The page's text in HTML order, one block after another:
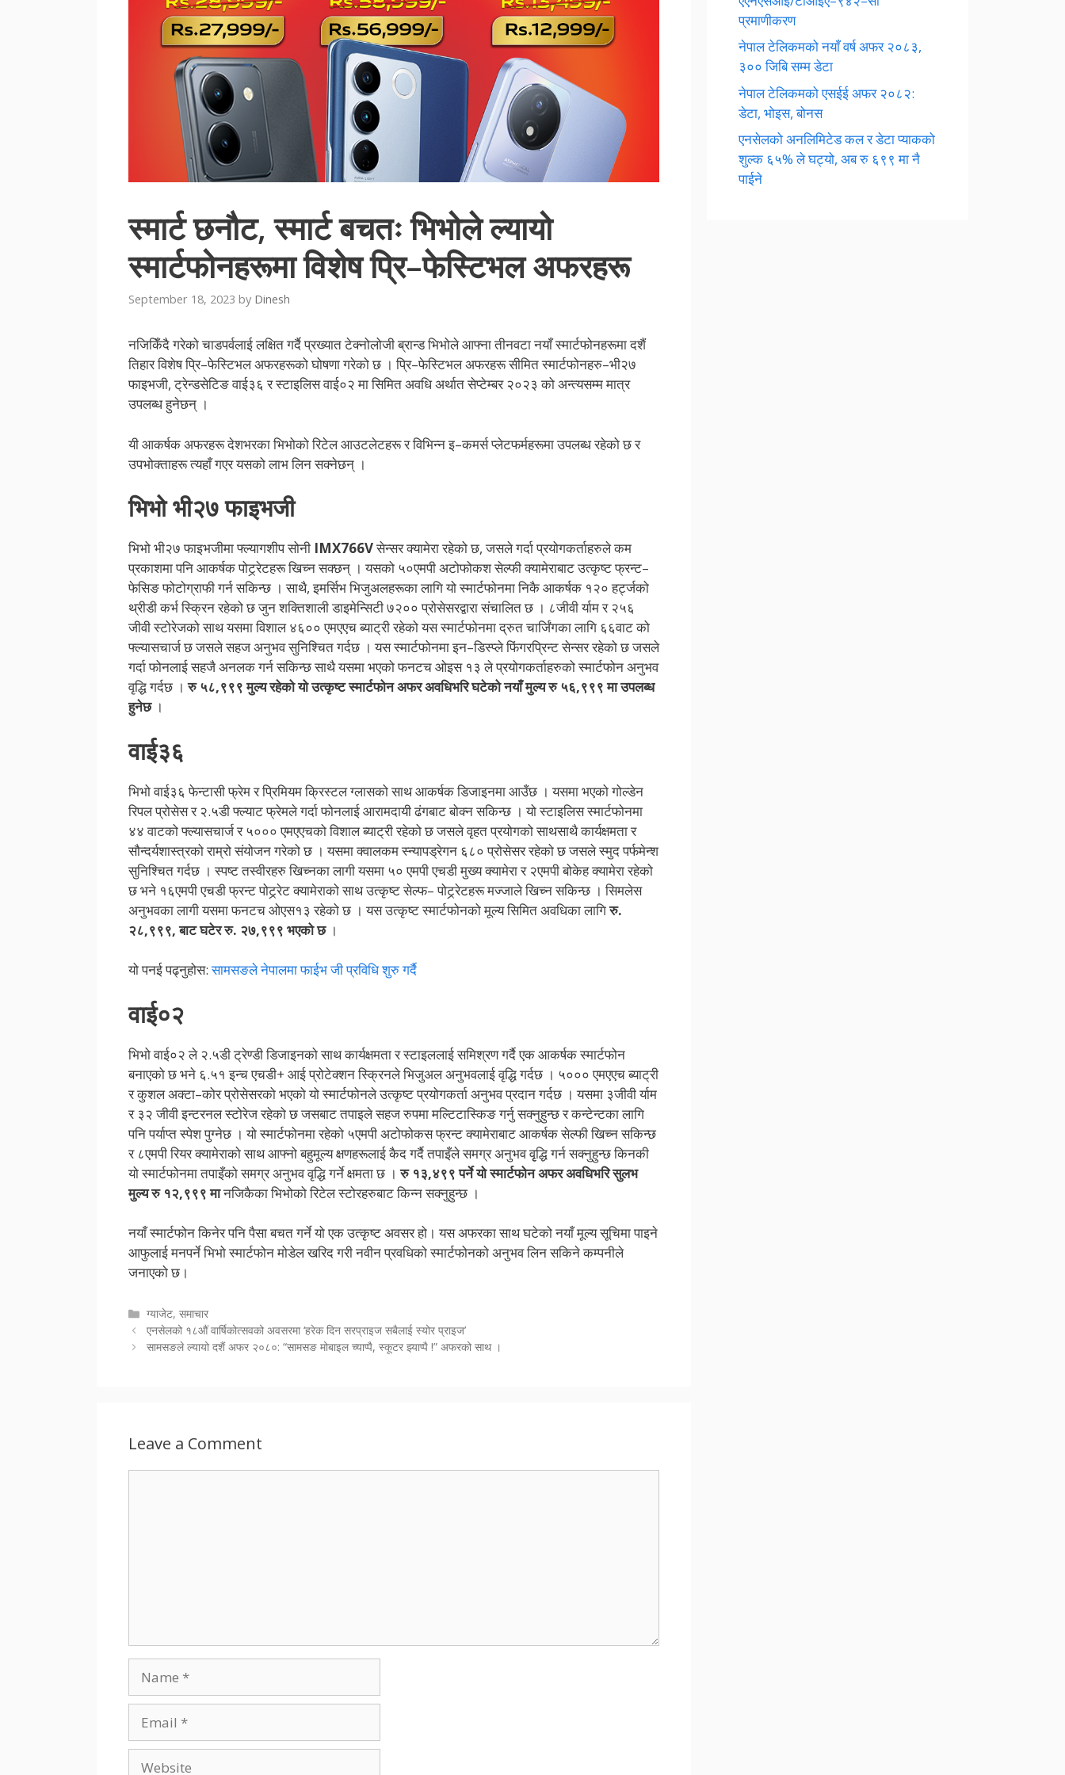
स्मार्ट छनौट, स्मार्ट बचतः भिभोले ल्यायो
स्मार्टफोनहरूमा विशेष प्रि–फेस्टिभल अफरहरू
September 18, 2023 by Dinesh
नजिकिँदै गरेको चाडपर्वलाई लक्षित गर्दै प्रख्यात टेक्नोलोजी ब्रान्ड भिभोले आफ्ना तीनवटा नयाँ स्मार्टफोनहरूमा दशैं
तिहार विशेष प्रि–फेस्टिभल अफरहरूको घोषणा गरेको छ । प्रि–फेस्टिभल अफरहरू सीमित स्मार्टफोनहरु–भी२७
फाइभजी, ट्रेन्डसेटिङ वाई३६ र स्टाइलिस वाई०२ मा सिमित अवधि अर्थात सेप्टेम्बर २०२३ को अन्त्यसम्म मात्र
उपलब्ध हुनेछन् ।
यी आकर्षक अफरहरू देशभरका भिभोको रिटेल आउटलेटहरू र विभिन्न इ–कमर्स प्लेटफर्महरूमा उपलब्ध रहेको छ र
उपभोक्ताहरू त्यहाँ गएर यसको लाभ लिन सक्नेछन् ।
भिभो भी२७ फाइभजी
भिभो भी२७ फाइभजीमा फ्ल्यागशीप सोनी IMX766Vसेन्सर क्यामेरा रहेको छ, जसले गर्दा प्रयोगकर्ताहरुले कम
प्रकाशमा पनि आकर्षक पोट्र्रेटहरू खिच्न सक्छन् । यसको ५०एमपी अटोफोकश सेल्फी क्यामेराबाट उत्कृष्ट फ्रन्ट–
फेसिङ फोटोग्राफी गर्न सकिन्छ । साथै, इमर्सिभ भिजुअलहरूका लागि यो स्मार्टफोनमा निकै आकर्षक १२० हर्ट्जको
थ्रीडी कर्भ स्क्रिन रहेको छ जुन शक्तिशाली डाइमेन्सिटी ७२०० प्रोसेसरद्वारा संचालित छ । ८जीवी र्याम र २५६
जीवी स्टोरेजको साथ यसमा विशाल ४६०० एमएएच ब्याट्री रहेको यस स्मार्टफोनमा द्रुत चार्जिंगका लागि ६६वाट को
फ्ल्यासचार्ज छ जसले सहज अनुभव सुनिश्चित गर्दछ । यस स्मार्टफोनमा इन–डिस्प्ले फिंगरप्रिन्ट सेन्सर रहेको छ जसले
गर्दा फोनलाई सहजै अनलक गर्न सकिन्छ साथै यसमा भएको फनटच ओइस १३ ले प्रयोगकर्ताहरुको स्मार्टफोन अनुभव
वृद्धि गर्दछ ।रु ५८,९९९ मुल्य रहेको यो उत्कृष्ट स्मार्टफोन अफर अवधिभरि घटेको नयाँ मुल्य रु ५६,९९९ मा उपलब्ध
हुनेछ।
वाई३६
भिभो वाई३६ फेन्टासी फ्रेम र प्रिमियम क्रिस्टल ग्लासको साथ आकर्षक डिजाइनमा आउँछ । यसमा भएको गोल्डेन
रिपल प्रोसेस र २.५डी फ्ल्याट फ्रेमले गर्दा फोनलाई आरामदायी ढंगबाट बोक्न सकिन्छ । यो स्टाइलिस स्मार्टफोनमा
४४ वाटको फ्ल्यासचार्ज र ५००० एमएएचको विशाल ब्याट्री रहेको छ जसले वृहत प्रयोगको साथसाथै कार्यक्षमता र
सौन्दर्यशास्त्रको राम्रो संयोजन गरेको छ । यसमा क्वालकम स्न्यापड्रेगन ६८० प्रोसेसर रहेको छ जसले स्मुद पर्फमेन्श
सुनिश्चित गर्दछ । स्पष्ट तस्वीरहरु खिच्नका लागी यसमा ५० एमपी एचडी मुख्य क्यामेरा र २एमपी बोकेह क्यामेरा रहेको
छ भने १६एमपी एचडी फ्रन्ट पोट्र्रेट क्यामेराको साथ उत्कृष्ट सेल्फ– पोट्र्रेटहरू मज्जाले खिच्न सकिन्छ । सिमलेस
अनुभवका लागी यसमा फनटच ओएस१३ रहेको छ । यस उत्कृष्ट स्मार्टफोनको मूल्य सिमित अवधिका लागिरु.
२८,९९९, बाट घटेररु. २७,९९९ भएको छ।
यो पनई पढ्नुहोस:सामसङले नेपालमा फाईभ जी प्रविधि शुरु गर्दै
वाई०२
भिभो वाई०२ ले २.५डी ट्रेण्डी डिजाइनको साथ कार्यक्षमता र स्टाइललाई समिश्रण गर्दै एक आकर्षक स्मार्टफोन
बनाएको छ भने ६.५१ इन्च एचडी+ आई प्रोटेक्शन स्क्रिनले भिजुअल अनुभवलाई वृद्धि गर्दछ । ५००० एमएएच ब्याट्री
र कुशल अक्टा–कोर प्रोसेसरको भएको यो स्मार्टफोनले उत्कृष्ट प्रयोगकर्ता अनुभव प्रदान गर्दछ । यसमा ३जीवी र्याम
र ३२ जीवी इन्टरनल स्टोरेज रहेको छ जसबाट तपाइले सहज रुपमा मल्टिटास्किङ गर्नु सक्नुहुन्छ र कन्टेन्टका लागि
पनि पर्याप्त स्पेश पुग्नेछ । यो स्मार्टफोनमा रहेको ५एमपी अटोफोकस फ्रन्ट क्यामेराबाट आकर्षक सेल्फी खिच्न सकिन्छ
र ८एमपी रियर क्यामेराको साथ आफ्नो बहुमूल्य क्षणहरूलाई कैद गर्दै तपाइँले समग्र अनुभव वृृद्धि गर्न सक्नुहुन्छ किनकी
यो स्मार्टफोनमा तपाइँको समग्र अनुभव वृद्धि गर्ने क्षमता छ । रु १३,४९९ पर्ने यो स्मार्टफोन अफर अवधिभरिसुलभ
मुल्य रु १२,९९९ मानजिकैका भिभोको रिटेल स्टोरहरुबाट किन्न सक्नुहुन्छ ।
नयाँ स्मार्टफोन किनेर पनि पैसा बचत गर्ने यो एक उत्कृष्ट अवसर हो। यस अफरका साथ घटेको नयाँ मूल्य सूचिमा पाइने
आफुलाई मनपर्ने भिभो स्मार्टफोन मोडेल खरिद गरी नवीन प्रवधिको स्मार्टफोनको अनुभव लिन सकिने कम्पनीले
जनाएको छ।
Categories
ग्याजेट,समाचार
एनसेलको १८औं वार्षिकोत्सवको अवसरमा ‘हरेक दिन सरप्राइज सबैलाई स्योर प्राइज’
सामसङले ल्यायो दशैं अफर २०८०: “सामसङ मोबाइल च्याप्पै, स्कूटर झ्याप्पै !” अफरको साथ ।
Leave a Comment
प्रमाणीकरण
नेपाल टेलिकमको नयाँ वर्ष अफर २०८३,
३०० जिबि सम्म डेटा
नेपाल टेलिकमको एसईई अफर २०८२:
डेटा, भोइस, बोनस
एनसेलको अनलिमिटेड कल र डेटा प्याकको
शुल्क ६५% ले घट्यो, अब रु ६९९ मा नै
पाईने